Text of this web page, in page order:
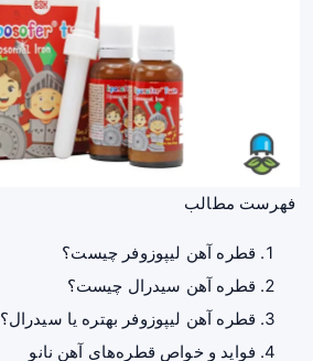
فهرست مطالب
قطره آهن لیپوزوفر چیست؟
قطره آهن سیدرال چیست؟
قطره آهن لیپوزوفر بهتره یا سیدرال؟
فواید و خواص قطره‌های آهن نانو